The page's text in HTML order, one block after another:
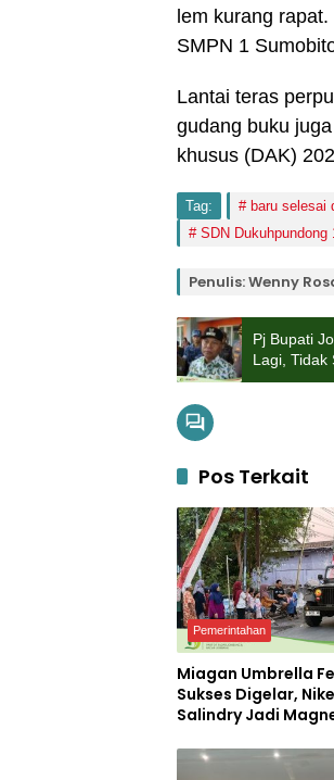
lem kurang rapat.
SMPN 1
Lantai teras
gudang buku
khusus (DAK)
Tag: baru selesai
SDN Dukuhpundong
Penulis: Wenny
Pj Bupati
Lagi, Tidak
Pos Terkait
Pemerintahan
Miagan Umbrella
Sukses Digelar,
Salindry Jadi